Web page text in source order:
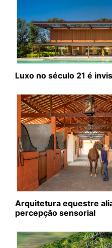
Luxo no século 21 é
Arquitetura equestre
percepção sensorial